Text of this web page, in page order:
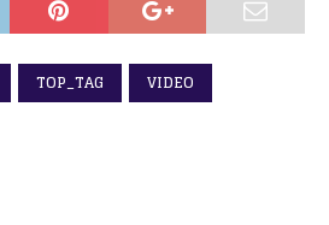
TOP_TAG VIDEO